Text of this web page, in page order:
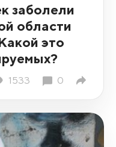
заболели
области
это
1533 0